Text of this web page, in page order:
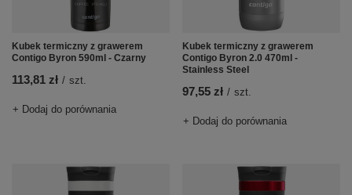
Kubek termiczny z grawerem
Contigo Byron 590ml - Czarny
113,81 zł / szt.
+ Dodaj do porównania
Kubek termiczny z grawerem
Contigo Byron 2.0 470ml -
Stainless Steel
97,55 zł / szt.
+ Dodaj do porównania